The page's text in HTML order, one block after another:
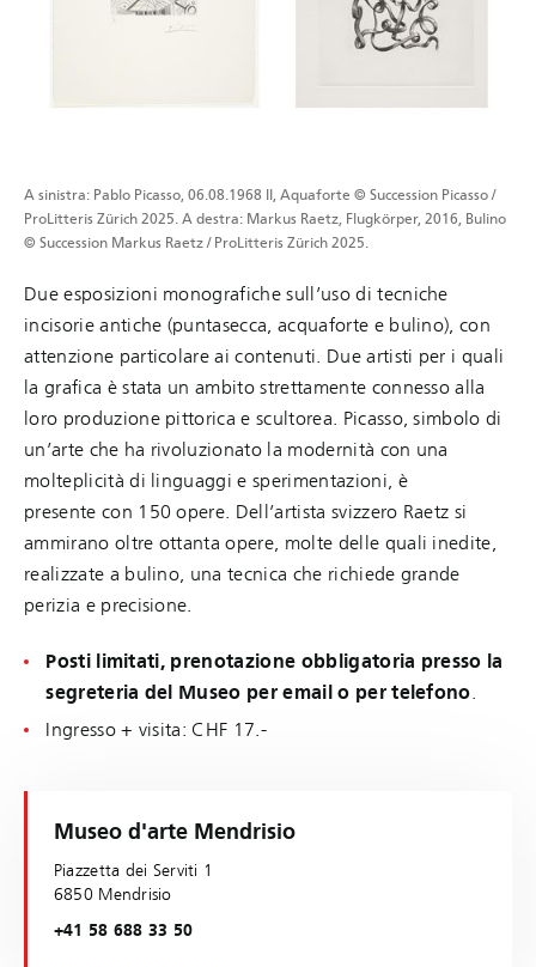
A sinistra: Pablo Picasso, 06.08.1968 II, Aquaforte © Succession Picasso /
ProLitteris Zürich 2025. A destra: Markus Raetz, Flugkörper, 2016, Bulino
© Succession Markus Raetz / ProLitteris Zürich 2025.
Due esposizioni monografiche sull’uso di tecniche
incisorie antiche (puntasecca, acquaforte e bulino), con
attenzione particolare ai contenuti. Due artisti per i quali
la grafica è stata un ambito strettamente connesso alla
loro produzione pittorica e scultorea. Picasso, simbolo di
un’arte che ha rivoluzionato la modernità con una
molteplicità di linguaggi e sperimentazioni, è
presente con 150 opere. Dell’artista svizzero Raetz si
ammirano oltre ottanta opere, molte delle quali inedite,
realizzate a bulino, una tecnica che richiede grande
perizia e precisione.
Posti limitati, prenotazione obbligatoria presso la
segreteria del Museo per email o per telefono
Ingresso + visita: CHF 17.-
Museo d'arte Mendrisio
Piazzetta dei Serviti 1
6850 Mendrisio
+41 58 688 33 50